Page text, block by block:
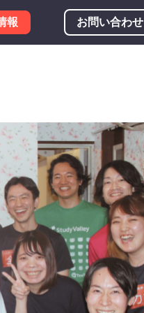
報 お問い合わせ